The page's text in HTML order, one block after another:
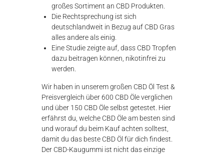
großes Sortiment an CBD Produkten.
Die Rechtsprechung ist sich
deutschlandweit in Bezug auf CBD Gras
alles andere als einig.
Eine Studie zeigte auf, dass CBD Tropfen
dazu beitragen können, nikotinfrei zu
werden.
Wir haben in unserem großen CBD Öl Test &
Preisvergleich über 600 CBD Öle verglichen
und über 150 CBD Öle selbst getestet. Hier
erfährst du, welche CBD Öle am besten sind
und worauf du beim Kauf achten solltest,
damit du das beste CBD Öl für dich findest.
Der CBD-Kaugummi ist nicht das einzige